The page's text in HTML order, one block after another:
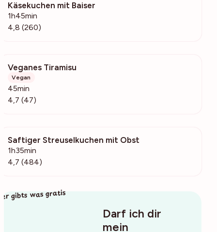
Käsekuchen mit Baiser
1h45min
4,8 (260)
Veganes Tiramisu
Vegan
45min
4,7 (47)
Saftiger Streuselkuchen mit Obst
1h35min
4,7 (484)
Darf ich dir
mein
gibts was gratis